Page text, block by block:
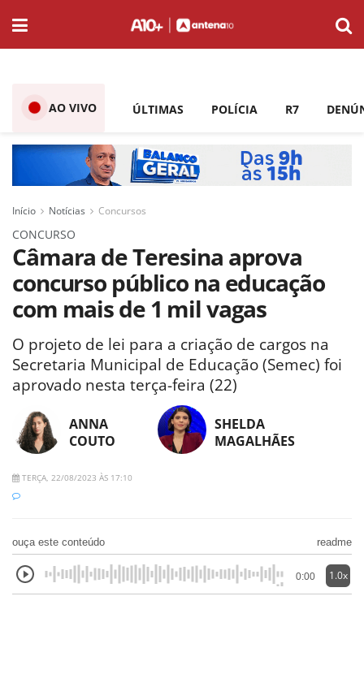
AO VIVO ÚLTIMAS POLÍCIA R7
Início Notícias Concursos
CONCURSO
Câmara de Teresina aprova
concurso público na educação
com mais de 1 mil vagas
O projeto de lei para a criação de cargos na
Secretaria Municipal de Educação (Semec) foi
aprovado nesta terça-feira (22)
ANNA
COUTO
SHELDA
MAGALHÃES
TERÇA, 22/08/2023 ÀS 17:10
ouça este conteúdo readme
0:00 1.0x